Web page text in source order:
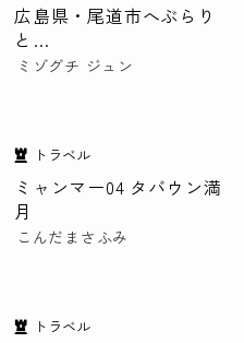
広島県・尾道市へぶらり
と…
ミゾグチ ジュン
トラベル
ミャンマー04 タバウン満
月
こんだまさふみ
トラベル